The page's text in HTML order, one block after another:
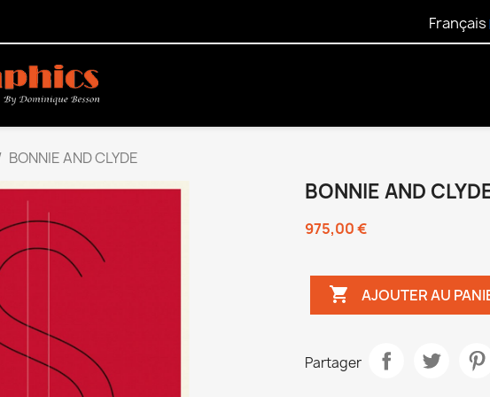
Français
BONNIE AND CLYDE
BONNIE AND
975,00 €
 AJOUTER AU
Partager